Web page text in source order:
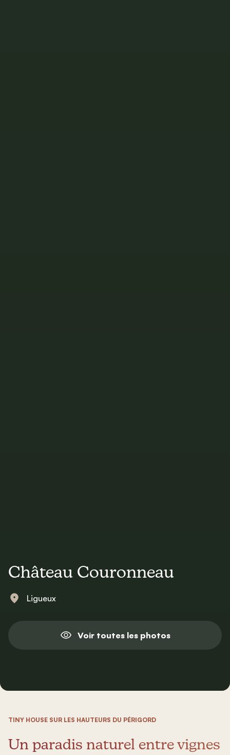
Château Couronneau
Ligueux
Voir toutes les photos
TINY HOUSE SUR LES HAUTEURS DU PÉRIGORD
Un paradis naturel entre vignes